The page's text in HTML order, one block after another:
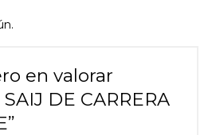
en valorar
DE CARRERA